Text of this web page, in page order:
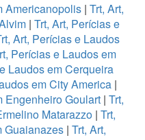
Americanopolis | Trt, Art,
| Trt, Art, Perícias e
Art, Perícias e Laudos
Perícias e Laudos em
Laudos em Cerqueira
em City America |
Engenheiro Goulart | Trt,
Matarazzo | Trt,
Guaianazes | Trt, Art,